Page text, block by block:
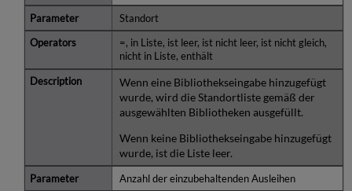
Standort
=, in Liste, ist leer, ist nicht leer, ist nicht gleich,
nicht in Liste, enthält
Wenn eine Bibliothekseingabe hinzugefügt
wurde, wird die Standortliste gemäß der
ausgewählten Bibliotheken ausgefüllt.
Wenn keine Bibliothekseingabe hinzugefügt
wurde, ist die Liste leer.
Anzahl der einzubehaltenden Ausleihen